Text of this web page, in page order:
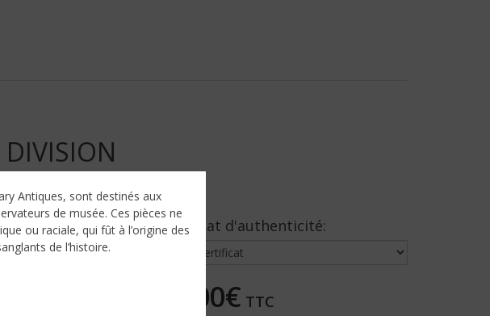
Certificat d'authenticité:
45,00€ TTC
Antiques, sont destinés aux
de musée. Ces pièces ne
ou raciale, qui fût à l’origine des
de l’histoire.